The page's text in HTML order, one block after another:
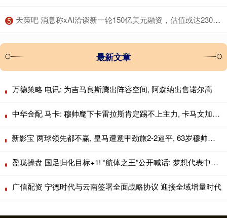
5 ​天策吧 消息称xAI洽谈新一轮150亿美元融资，估值或达2300亿美元
最新文章
万德策略 电讯: 为吉马良斯腾出阵容空间, 阿森纳出售诺尔高
中华金配 马卡: 穆帅麾下卡雷拉斯肯定踢不上主力, 卡马文加更没戏
新影宝 两球领先都不赢, 皇马遭意甲劲旅2-2逼平, 63岁穆帅无缘上任2连胜
盈珑操盘 国足归化目标+1! “航体之王”公开喊话: 梦想代表中国队出战!
广信配资 宁德时代与云南签署全面战略协议 迎接全域增量时代